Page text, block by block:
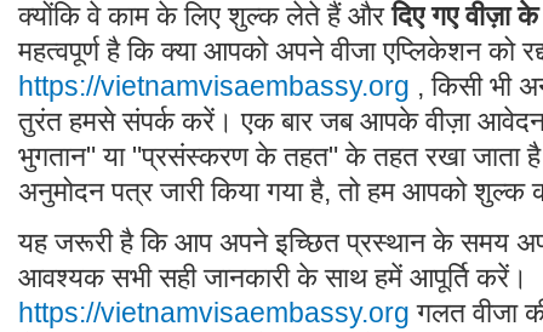
क्योंकि वे काम के लिए शुल्क लेते हैं औरदिए गए वीज़ा
महत्वपूर्ण है कि क्या आपको अपने वीजा एप्लिकेशन को
https://vietnamvisaembassy.org , किसी भी
तुरंत हमसे संपर्क करें। एक बार जब आपके वीज़ा आवेदन
भुगतान" या "प्रसंस्करण के तहत" के तहत रखा जाता है
अनुमोदन पत्र जारी किया गया है, तो हम आपको शुल्क
यह जरूरी है कि आप अपने इच्छित प्रस्थान के समय
आवश्यक सभी सही जानकारी के साथ हमें आपूर्ति करें।
https://vietnamvisaembassy.org गलत वीजा